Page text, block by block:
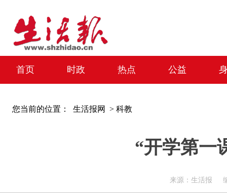
首页 时政 热点 公益
您当前的位置： 生活报网 > 科教
“开学第一
来源：生活报